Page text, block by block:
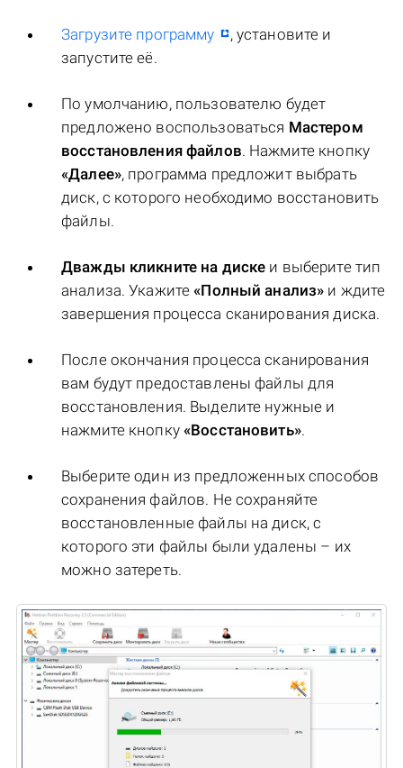
Загрузите программу
, установите и
запустите её.
По умолчанию, пользователю будет
предложено воспользоваться Мастером
восстановления файлов. Нажмите кнопку
«Далее», программа предложит выбрать
диск, с которого необходимо восстановить
файлы.
Дважды кликните на диске и выберите тип
анализа. Укажите«Полный анализ» и ждите
завершения процесса сканирования диска.
После окончания процесса сканирования
вам будут предоставлены файлы для
восстановления. Выделите нужные и
нажмите кнопку «Восстановить».
Выберите один из предложенных способов
сохранения файлов. Не сохраняйте
восстановленные файлы на диск, с
которого эти файлы были удалены – их
можно затереть.